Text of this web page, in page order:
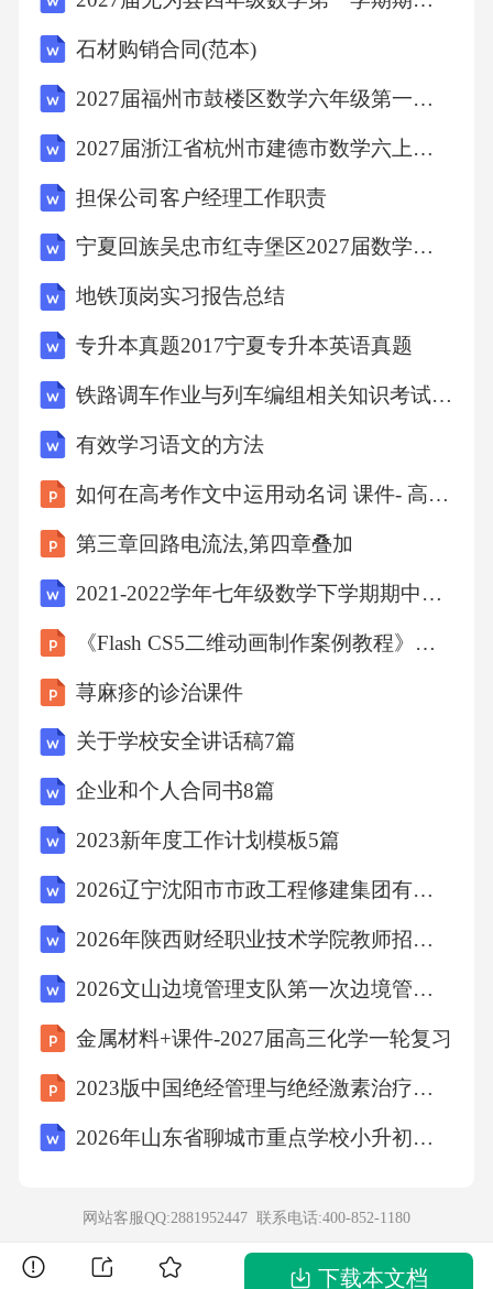
)五、给下面的词选择正确的读音，加上横线。
火药（①huóyuè
②wǒyào
shì②xiángxì
③shēngshì）时间（①shíjiàn
②shíjiān
③shízhàn）美丽（①měilǐ
②mǐlì
③měilì）
在括号里)1．下列词语中加点字读音全对的一组
是（）A．屋脊（jī）
g）
B．锃亮（zèng）
眸子（mǔ）弹琴（tán）
（quán）鸟瞰（kàn）
音乐（yuè）鸟喙（hùi）D．惬意（qiè）衣冠
（guān）松散（sàn）炽热（zhì）
石材购销合同(范本)
2027届福州市鼓楼区数学六年级第一学期期末学业水平测试模拟试题含解析
2027届浙江省杭州市建德市数学六上期末统考模拟试题含解析
担保公司客户经理工作职责
宁夏回族吴忠市红寺堡区2027届数学六年级第一学期期末质量检测试题含解析
地铁顶岗实习报告总结
专升本真题2017宁夏专升本英语真题
铁路调车作业与列车编组相关知识考试试卷
有效学习语文的方法
如何在高考作文中运用动名词 课件- 高三英语一轮复习
第三章回路电流法,第四章叠加
2021-2022学年七年级数学下学期期中试卷-附答案
《Flash CS5二维动画制作案例教程》第七模块 多媒体与脚本交互
荨麻疹的诊治课件
关于学校安全讲话稿7篇
企业和个人合同书8篇
2023新年度工作计划模板5篇
2026辽宁沈阳市市政工程修建集团有限公司招聘7人笔试模拟试题及答案详解
2026年陕西财经职业技术学院教师招聘（39人）笔试备考题库及答案详解
2026文山边境管理支队第一次边境管控专职辅警招聘（120人）考试备考题库及答案详解
金属材料+课件-2027届高三化学一轮复习
2023版中国绝经管理与绝经激素治疗指南解读课件
2026年山东省聊城市重点学校小升初入学分班考试语文考试试题及答案
网站客服QQ:2881952447 联系电话:400-852-1180
下载本文档